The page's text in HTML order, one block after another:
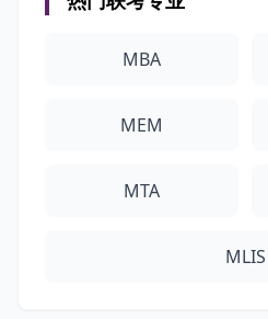
MBA
MEM
MTA
MLIS